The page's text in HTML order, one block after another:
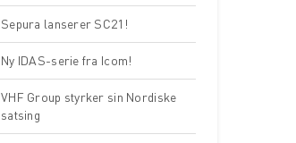
Sepura lanserer SC21!
Ny IDAS-serie fra Icom!
VHF Group styrker sin Nordiske
satsing